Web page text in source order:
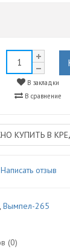
В закладки
В сравнение
КУПИТЬ В
Написать отзыв
, Вымпел-265
(0)